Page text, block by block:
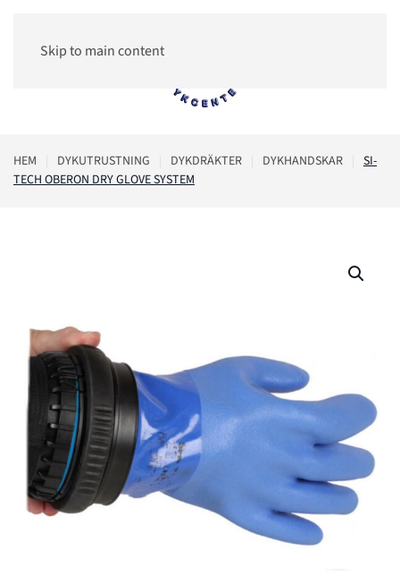
Skip to main content
HEM DYKUTRUSTNING DYKDRÄKTER DYKHANDSKAR
SI-
TECH OBERON DRY GLOVE SYSTEM